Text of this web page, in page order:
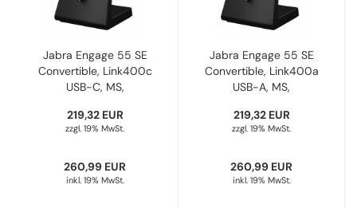
Jabra Engage 55 SE
Convertible, Link400c
USB-C, MS,
475-111
219,32 EUR
zzgl. 19% MwSt.
260,99 EUR
inkl. 19% MwSt.
Jabra Engage 55 SE
Convertible, Link400a
USB-A, MS,
455-111
219,32 EUR
zzgl. 19% MwSt.
260,99 EUR
inkl. 19% MwSt.